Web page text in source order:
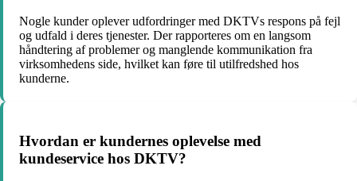
Nogle kunder oplever udfordringer med DKTVs respons på fejl
og udfald i deres tjenester. Der rapporteres om en langsom
håndtering af problemer og manglende kommunikation fra
virksomhedens side, hvilket kan føre til utilfredshed hos
kunderne.
Hvordan er kundernes oplevelse med
kundeservice hos DKTV?